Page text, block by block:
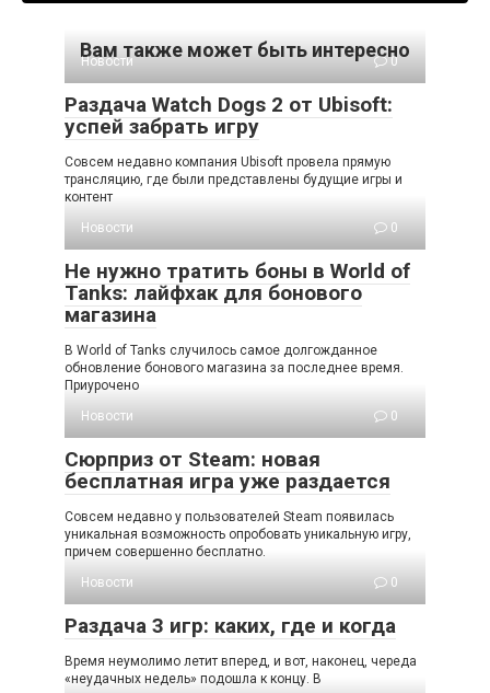
Вам также может быть интересно
Новости 0
Раздача Watch Dogs 2 от Ubisoft:
успей забрать игру
Совсем недавно компания Ubisoft провела прямую
трансляцию, где были представлены будущие игры и
контент
Новости
0
Не нужно тратить боны в World of
Tanks: лайфхак для бонового
магазина
В World of Tanks случилось самое долгожданное
обновление бонового магазина за последнее время.
Приурочено
Новости
0
Сюрприз от Steam: новая
бесплатная игра уже раздается
Совсем недавно у пользователей Steam появилась
уникальная возможность опробовать уникальную игру,
причем совершенно бесплатно.
Новости
0
Раздача 3 игр: каких, где и когда
Время неумолимо летит вперед, и вот, наконец, череда
«неудачных недель» подошла к концу. В